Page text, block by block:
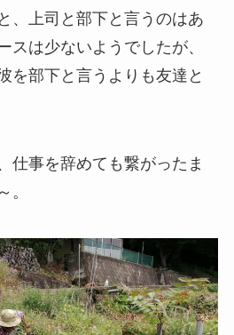
、上司と部下と言うのはあ
スは少ないようでしたが、
を部下と言うよりも友達と
仕事を辞めても繋がったま
。